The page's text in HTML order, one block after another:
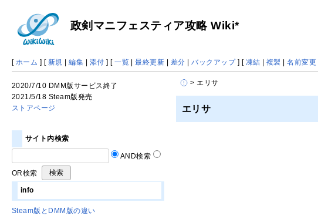
政剣マニフェスティア攻略 Wiki*
[ ホーム ] [ 新規 |編集 | 添付 ] [一覧 |最終更新 | 差分 |バックアップ] [ 凍結 | 複製 |名前変更
> エリサ
エリサ
2020/7/10 DMM版サービス終了
2021/5/18 Steam版発売
ストアページ
サイト内検索
AND検索
OR検索
info
Steam版とDMM版の違い